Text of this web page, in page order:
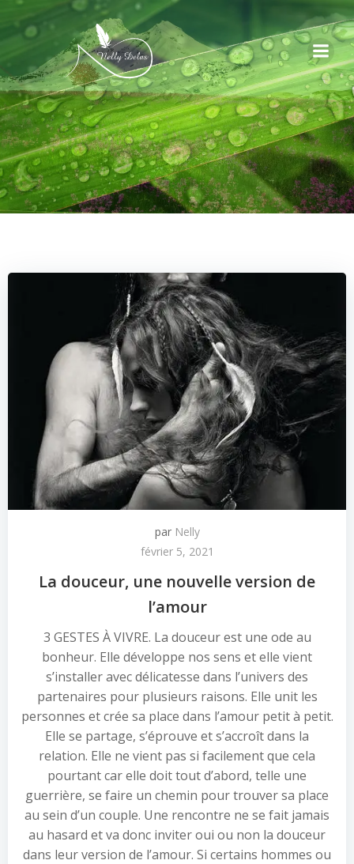
par Nelly
février 5, 2021
La douceur, une nouvelle version de
l’amour
3 GESTES À VIVRE. La douceur est une ode au
bonheur. Elle développe nos sens et elle vient
s’installer avec délicatesse dans l’univers des
partenaires pour plusieurs raisons. Elle unit les
personnes et crée sa place dans l’amour petit à petit.
Elle se partage, s’éprouve et s’accroît dans la
relation. Elle ne vient pas si facilement que cela
pourtant car elle doit tout d’abord, telle une
guerrière, se faire un chemin pour trouver sa place
au sein d’un couple. Une rencontre ne se fait jamais
au hasard et va donc inviter oui ou non la douceur
dans leur version de l’amour. Si certains hommes ou